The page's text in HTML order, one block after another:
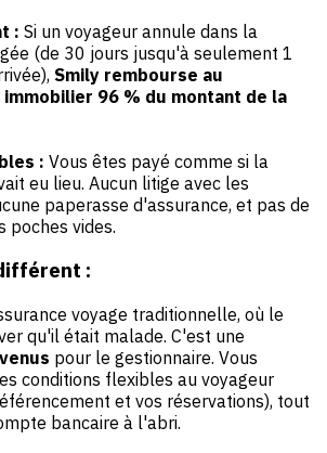
: Si un voyageur annule dans la
(de 30 jours jusqu'à seulement 1
Smily rembourse au
96 % du montant de la
: Vous êtes payé comme si la
eu lieu. Aucun litige avec les
paperasse d'assurance, et pas de
poches vides.
:
voyage traditionnelle, où le
qu'il était malade. C'est une
pour le gestionnaire. Vous
conditions flexibles au voyageur
et vos réservations), tout
bancaire à l'abri.